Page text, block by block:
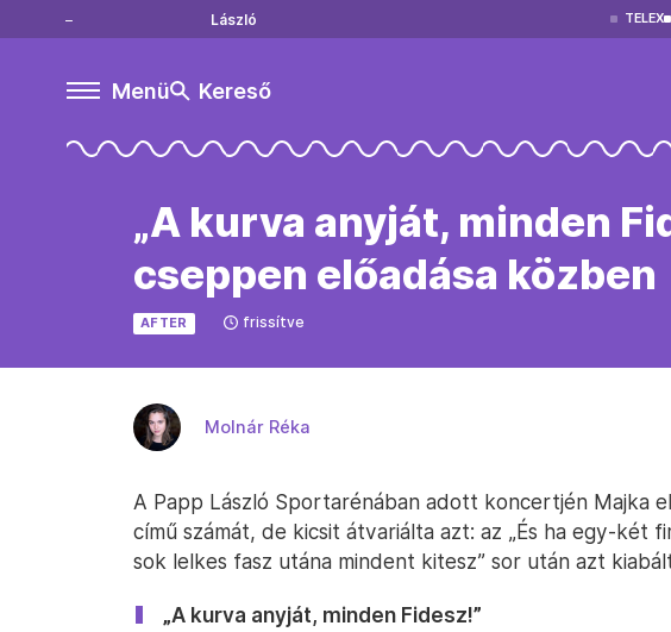
László TELEX
Menü Kereső
„A kurva anyját, minden
cseppen előadása közben
AFTER frissítve
Molnár Réka
A Papp László Sportarénában adott koncertjén Majka
című számát, de kicsit átvariálta azt: az „És ha egy-két
sok lelkes fasz utána mindent kitesz” sor után azt
„A kurva anyját, minden Fidesz!”